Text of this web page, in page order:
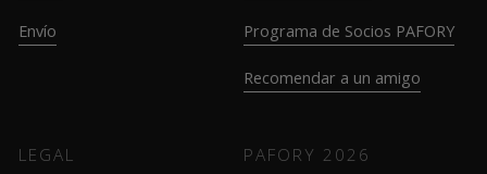
Envío Programa de Socios PAFORY
Recomendar a un amigo
LEGAL PAFORY 2026